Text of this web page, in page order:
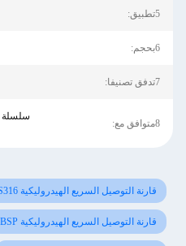
5تطبيق:
6بحجم:
7تدفق تصنيفا:
8متوافق مع:
قارنة التوصيل السريع الهيدروليكية SS316
قارنة التوصيل السريع الهيدروليكية BSP